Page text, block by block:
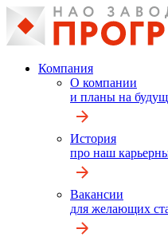
Компания
О компании
и планы на
История
про наш
Вакансии
для желающих